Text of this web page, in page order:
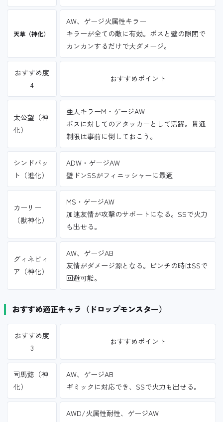
天草（神化）
AW、ゲージ火属性キラー
キラーが全ての敵に有効。ボスと壁の隙間で
カンカンするだけで大ダメージ。
おすすめ度
4
おすすめポイント
太公望（神
化）
亜人キラーM・ゲージAW
ボスに対してのアタッカーとして活躍。貫通
制限は事前に倒しておこう。
シンドバッ
ト（進化）
ADW・ゲージAW
壁ドンSSがフィニッシャーに最適
カーリー
（獣神化）
MS・ゲージAW
加速友情が攻撃のサポートになる。SSで火力
も出せる。
グィネビィ
ア（神化）
AW、ゲージAB
友情がダメージ源となる。ピンチの時はSSで
回避可能。
おすすめ適正キャラ（ドロップモンスター）
おすすめ度
3
おすすめポイント
司馬懿（神
化）
AW、ゲージAB
ギミックに対応でき、SSで火力も出せる。
AWD/火属性耐性、ゲージAW